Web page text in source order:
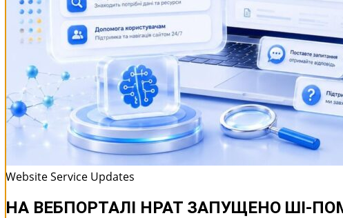
Website Service Updates
НА ВЕБПОРТАЛІ НРАТ ЗАПУЩЕНО ШІ-